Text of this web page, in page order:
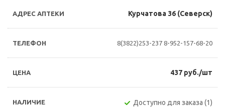
Курчатова 36 (Северск)
8(3822)253-237 8-952-157-68-20
437 руб./шт
Доступно для заказа (1)